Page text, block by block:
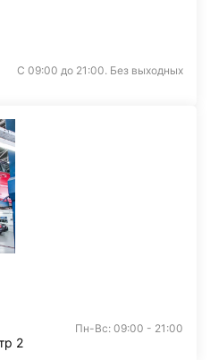
С 09:00 до 21:00. Без выходных
Пн-Вс: 09:00 - 21:00
2